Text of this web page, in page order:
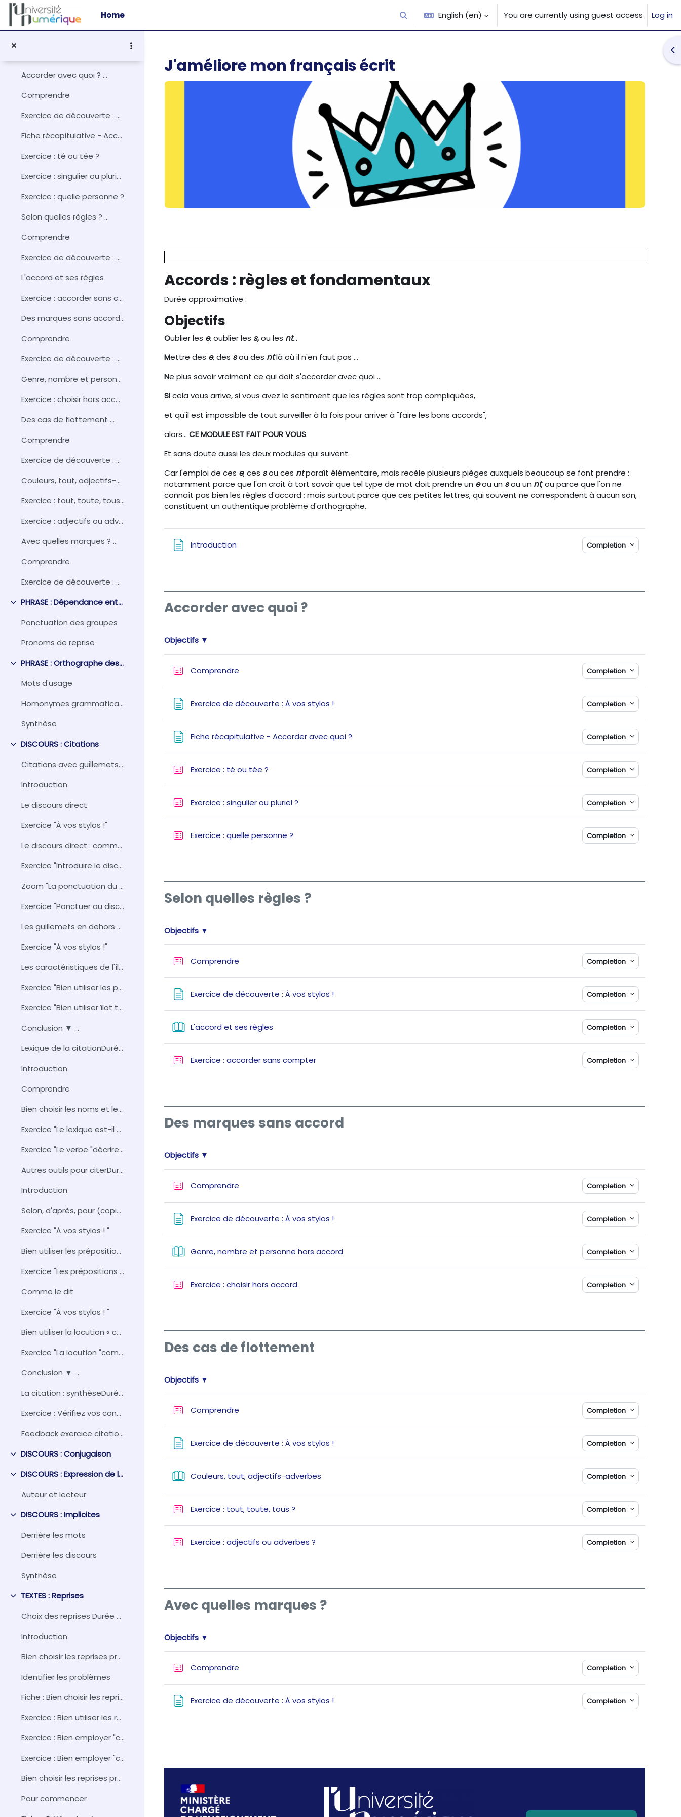
Skip to main content
Home
Toggle search input
English ‎(en)‎ You are currently using guest access Log in
Collapse
PHRASES : Accords
Accords : règles et fondamentauxDurée ap...
Accorder avec quoi ? ...
Comprendre
Exercice de découverte : À vos stylos !
Fiche récapitulative - Accorder avec quoi ?
Exercice : té ou tée ?
Exercice : singulier ou pluriel ?
Exercice : quelle personne ?
Selon quelles règles ? ...
Comprendre
Exercice de découverte : À vos stylos !
L'accord et ses règles
Exercice : accorder sans compter
Des marques sans accord ...
Comprendre
Exercice de découverte : À vos stylos !
Genre, nombre et personne hors accord
Exercice : choisir hors accord
Des cas de flottement ...
Comprendre
Exercice de découverte : À vos stylos !
Couleurs, tout, adjectifs-adverbes
Exercice : tout, toute, tous ?
Exercice : adjectifs ou adverbes ?
Avec quelles marques ? ...
Comprendre
Exercice de découverte : À vos stylos !
Collapse
PHRASE : Dépendance entre groupes
Ponctuation des groupes
Pronoms de reprise
Collapse
PHRASE : Orthographe des mots grammaticaux
Mots d'usage
Homonymes grammaticaux - Mots à ne pas confondre
Synthèse
Collapse
DISCOURS : Citations
Citations avec guillemetsDurée approxima...
Introduction
Le discours direct
Exercice "À vos stylos !"
Le discours direct : comment l'introduire dans un texte ?
Exercice "Introduire le discours direct"
Zoom "La ponctuation du discours direct"
Exercice "Ponctuer au discours direct"
Les guillemets en dehors du discours direc...
Exercice "À vos stylos !"
Les caractéristiques de l'îlot textuel
Exercice "Bien utiliser les pronoms et la ponctuation dans un îlot textuel"
Exercice "Bien utiliser îlot textuel et discours direct"
Conclusion ▼ ...
Lexique de la citationDurée approximativ...
Introduction
Comprendre
Bien choisir les noms et les verbes pour citer
Exercice "Le lexique est-il bien choisi ? "
Exercice "Le verbe "décrire" est-il bien employé ? "
Autres outils pour citerDurée approximat...
Introduction
Selon, d'après, pour (copie)
Exercice "À vos stylos ! "
Bien utiliser les prépositions selon, d'après, pour
Exercice "Les prépositions selon, d'après, pour sont-elles bien employées ?"
Comme le dit
Exercice "À vos stylos ! "
Bien utiliser la locution « comme le dit »
Exercice "La locution "comme le dit X" est-elle bien employée ?"
Conclusion ▼ ...
La citation : synthèseDurée approximativ... (copie)
Exercice : Vérifiez vos connaissances
Feedback exercice citations
Collapse
DISCOURS : Conjugaison
Collapse
DISCOURS : Expression de la subjectivité
Auteur et lecteur
Collapse
DISCOURS : Implicites
Derrière les mots
Derrière les discours
Synthèse
Collapse
TEXTES : Reprises
Choix des reprises Durée approximative ...
Introduction
Bien choisir les reprises pronominales p...
Identifier les problèmes
Fiche : Bien choisir les reprises pronominales
Exercice : Bien utiliser les reprises pronominales
Exercice : Bien employer "ce dernier"
Exercice : Bien employer "cela"
Bien choisir les reprises pronominales p...
Pour commencer
J'améliore mon français écrit
Accords : règles et fondamentaux
Durée approximative :
Objectifs
Oublier les e, oublier les s,ou les nt...
Mettre des e, des sou des ntlà où il n'en faut pas ...
Ne plus savoir vraiment ce qui doit s'accorder avec quoi ...
SIcela vous arrive, si vous avez le sentiment que les règles sont trop compliquées,
et qu'il est impossible de tout surveiller à la fois pour arriver à "faire les bons accords",
alors... CE MODULE EST FAIT POUR VOUS.
Et sans doute aussi les deux modules qui suivent.
Car l'emploi de ces e, ces sou ces ntparaît élémentaire, mais recèle plusieurs pièges auxquels beaucoup se font prendre :
notamment parce que l'on croit à tort savoir que tel type de mot doit prendre un eou un sou un nt, ou parce que l'on ne
connaît pas bien les règles d'accord ; mais surtout parce que ces petites lettres, qui souvent ne correspondent à aucun son,
constituent un authentique problème d'orthographe.
Introduction Completion
Accorder avec quoi ?
Objectifs ▼
Comprendre Completion
Exercice de découverte : À vos stylos !Page Completion
Fiche récapitulative - Accorder avec quoi ? Completion
Exercice : té ou tée ? Completion
Exercice : singulier ou pluriel ? Completion
Exercice : quelle personne ? Completion
Selon quelles règles ?
Objectifs ▼
Comprendre Completion
Exercice de découverte : À vos stylos !Page Completion
L'accord et ses règles Completion
Exercice : accorder sans compterQuiz Completion
Des marques sans accord
Objectifs ▼
Comprendre Completion
Exercice de découverte : À vos stylos !Page Completion
Genre, nombre et personne hors accord Completion
Exercice : choisir hors accord Completion
Des cas de flottement
Objectifs ▼
Comprendre Completion
Exercice de découverte : À vos stylos !Page Completion
Couleurs, tout, adjectifs-adverbes Completion
Exercice : tout, toute, tous ? Completion
Exercice : adjectifs ou adverbes ? Completion
Avec quelles marques ?
Objectifs ▼
Comprendre Completion
Exercice de découverte : À vos stylos !Page Completion